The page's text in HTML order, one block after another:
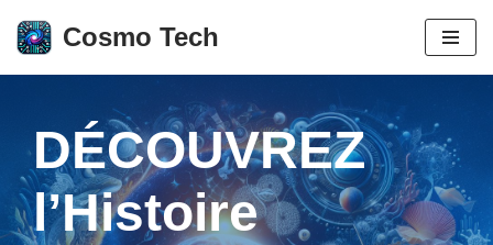
Aller
Cosmo Tech
DÉCOUVREZ
l’Histoire